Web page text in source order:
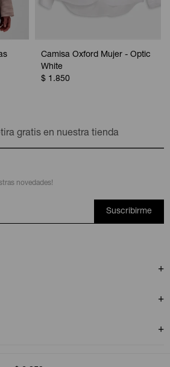
Camisa Oxford Mujer - Optic
White
$ 1.850
gratis en nuestra tienda
novedades!
Suscribirme